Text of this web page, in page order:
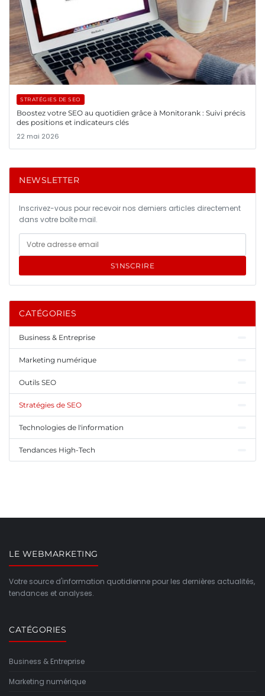
STRATÉGIES DE SEO
Boostez votre SEO au quotidien grâce à Monitorank : Suivi précis
des positions et indicateurs clés
22 mai 2026
NEWSLETTER
Inscrivez-vous pour recevoir nos derniers articles directement
dans votre boîte mail.
S'INSCRIRE
CATÉGORIES
Business & Entreprise
Marketing numérique
Outils SEO
Stratégies de SEO
Technologies de l'information
Tendances High-Tech
LE WEBMARKETING
Votre source d'information quotidienne pour les dernières actualités,
tendances et analyses.
CATÉGORIES
Business & Entreprise
Marketing numérique